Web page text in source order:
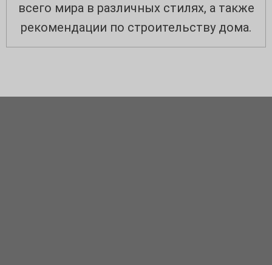
всего мира в различных стилях, а также
рекомендации по строительству дома.